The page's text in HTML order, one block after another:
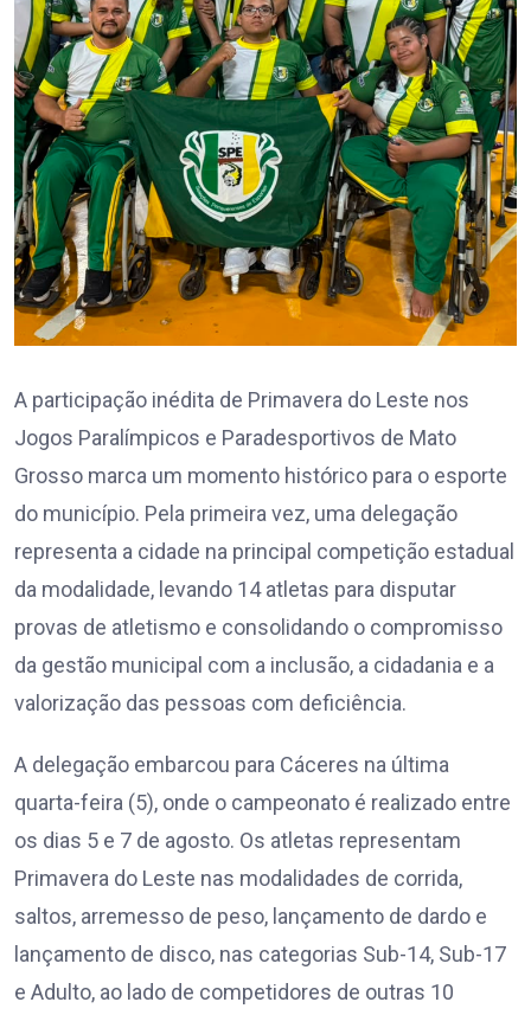
A participação inédita de Primavera do Leste nos
Jogos Paralímpicos e Paradesportivos de Mato
Grosso marca um momento histórico para o esporte
do município. Pela primeira vez, uma delegação
representa a cidade na principal competição estadual
da modalidade, levando 14 atletas para disputar
provas de atletismo e consolidando o compromisso
da gestão municipal com a inclusão, a cidadania e a
valorização das pessoas com deficiência.
A delegação embarcou para Cáceres na última
quarta-feira (5), onde o campeonato é realizado entre
os dias 5 e 7 de agosto. Os atletas representam
Primavera do Leste nas modalidades de corrida,
saltos, arremesso de peso, lançamento de dardo e
lançamento de disco, nas categorias Sub-14, Sub-17
e Adulto, ao lado de competidores de outras 10